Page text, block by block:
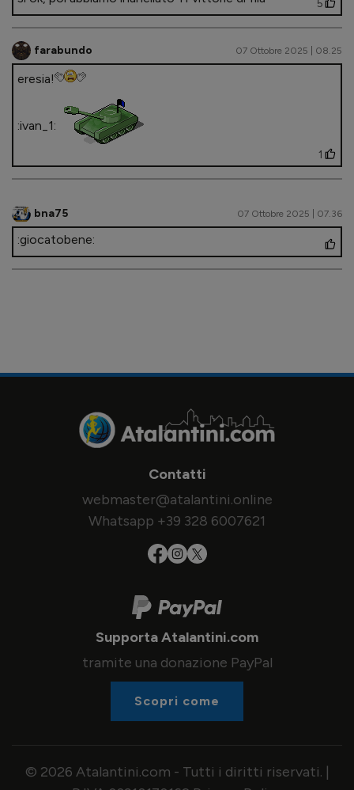
5
farabundo 07 Ottobre 2025 | 08.25
eresia!
:ivan_1:
1
bna75 07 Ottobre 2025 | 07.36
:giocatobene:
Contatti
webmaster@atalantini.online
Whatsapp +39 328 6007621
Supporta Atalantini.com
tramite una donazione PayPal
Scopri come
© 2026 Atalantini.com - Tutti i diritti riservati. |